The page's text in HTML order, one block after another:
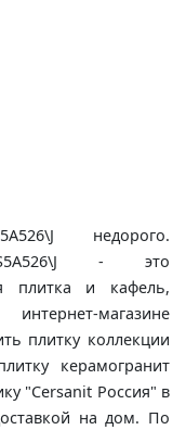
недорого.
- это
плитка и кафель,
магазине
плитку коллекции
керамогранит
"Cersanit Россия" в
на дом. По